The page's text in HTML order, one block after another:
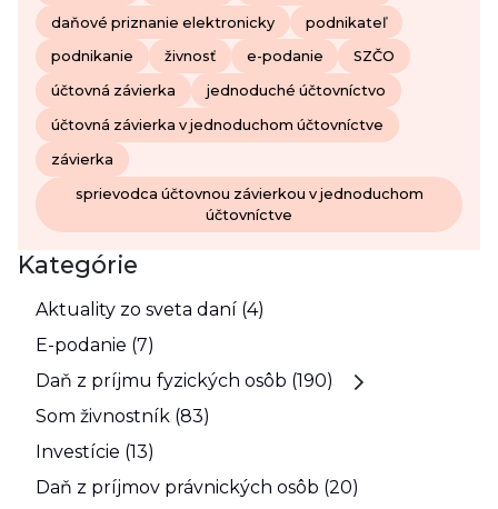
daňové priznanie elektronicky podnikateľ
podnikanie živnosť e-podanie SZČO
účtovná závierka jednoduché účtovníctvo
účtovná závierka v jednoduchom účtovníctve
závierka
sprievodca účtovnou závierkou v jednoduchom
účtovníctve
Kategórie
Aktuality zo sveta daní (4)
E-podanie (7)
Daň z príjmu fyzických osôb (190)
Som živnostník (83)
Investície (13)
Daň z príjmov právnických osôb (20)